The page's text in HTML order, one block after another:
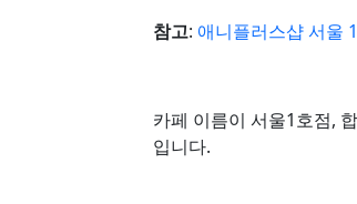
참고: 애니플러스샵 서울
카페 이름이 서울1호점,
입니다.